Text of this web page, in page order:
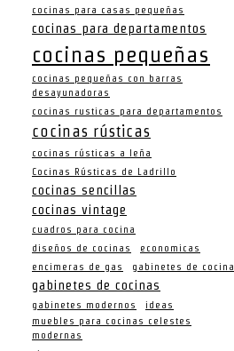
cocinas para casas pequeñas
cocinas para departamentos
cocinas pequeñas
cocinas pequeñas con barras
desayunadoras
cocinas rusticas para departamentos
cocinas rústicas
cocinas rústicas a leña
Cocinas Rústicas de Ladrillo
cocinas sencillas
cocinas vintage
cuadros para cocina
diseños de cocinas
economicas
encimeras de gas
gabinetes de cocina
gabinetes de cocinas
gabinetes modernos
ideas
muebles para cocinas celestes
modernas